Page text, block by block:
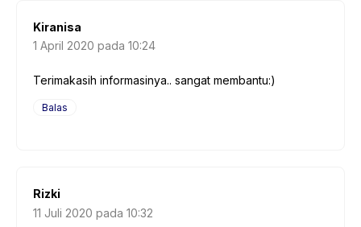
Kiranisa
1 April 2020 pada 10:24
Terimakasih informasinya.. sangat membantu:)
Balas
Rizki
11 Juli 2020 pada 10:32